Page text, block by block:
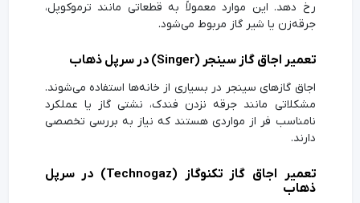
رخ دهد. این موارد معمولاً به قطعاتی مانند ترموکوپل،
جرقه‌زن یا شیر گاز مربوط می‌شود.
تعمیر اجاق گاز سینجر (Singer) در سرپل ذهاب
اجاق گازهای سینجر در بسیاری از خانه‌ها استفاده می‌شوند.
مشکلاتی مانند جرقه نزدن فندک، نشتی گاز یا عملکرد
نامناسب فر از مواردی هستند که نیاز به بررسی تخصصی
دارند.
تعمیر اجاق گاز تکنوگاز (Technogaz) در سرپل
ذهاب